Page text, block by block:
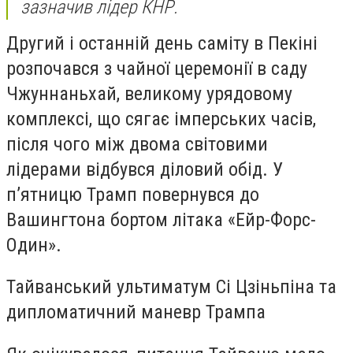
зазначив лідер КНР.
Другий і останній день саміту в Пекіні
розпочався з чайної церемонії в саду
Чжуннаньхай, великому урядовому
комплексі, що сягає імперських часів,
після чого між двома світовими
лідерами відбувся діловий обід. У
п’ятницю Трамп повернувся до
Вашингтона бортом літака «Ейр-Форс-
Один».
Тайванський ультиматум Сі Цзіньпіна та
дипломатичний маневр Трампа